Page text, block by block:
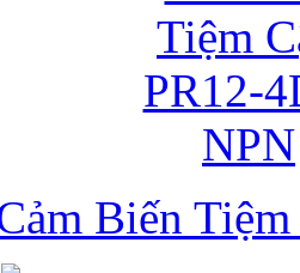
Biến